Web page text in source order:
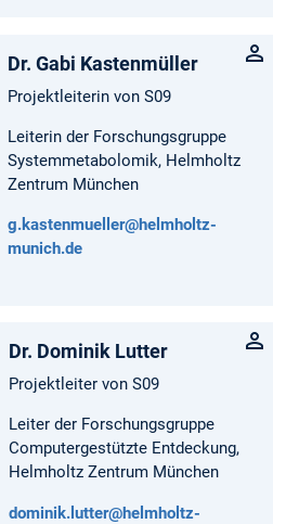
Dr. Gabi Kastenmüller
Projektleiterin von S09
Leiterin der Forschungsgruppe
Systemmetabolomik, Helmholtz
Zentrum München
g.kastenmueller@helmholtz-
munich.de
Dr. Dominik Lutter
Projektleiter von S09
Leiter der Forschungsgruppe
Computergestützte Entdeckung,
Helmholtz Zentrum München
dominik.lutter@helmholtz-